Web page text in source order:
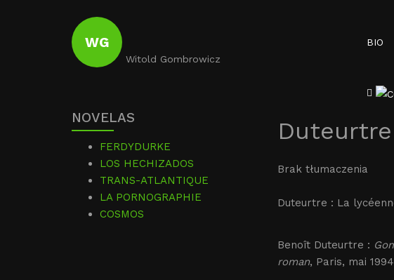
WG
Witold Gombrowicz
BIO
Brak tłumaczenia
Duteurtre : La
Benoît Duteurtre :
roman, Paris, mai
NOVELAS
FERDYDURKE
LOS HECHIZADOS
TRANS-ATLANTIQUE
LA PORNOGRAPHIE
COSMOS